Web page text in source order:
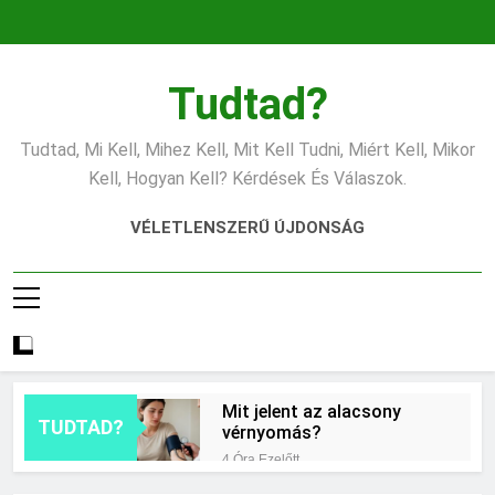
Tudtad?
Tudtad, Mi Kell, Mihez Kell, Mit Kell Tudni, Miért Kell, Mikor
Kell, Hogyan Kell? Kérdések És Válaszok.
VÉLETLENSZERŰ ÚJDONSÁG
TUDTAD?
Mit jelent az alacsony
vérnyomás?
4 Óra Ezelőtt